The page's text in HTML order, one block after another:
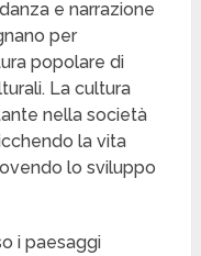
e narrazione
per
popolare di
La cultura
nella società
la vita
lo sviluppo
i paesaggi